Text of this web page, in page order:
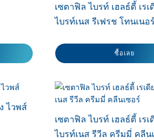
เซตาฟิล ไบรท์ เฮลธ์ตี้ เร
ไบรท์เนส รีเฟรช โทนเนอร์
ซื้อเลย
ไวพส์
เซตาฟิล ไบรท์ เฮลธ์ตี้ เร
ไบรท์เนส รีวีล ครีมมี่ คลีน